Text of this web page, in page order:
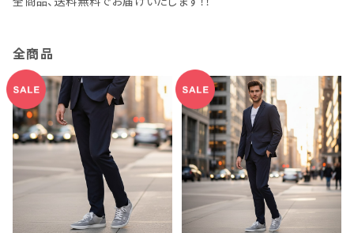
全商品